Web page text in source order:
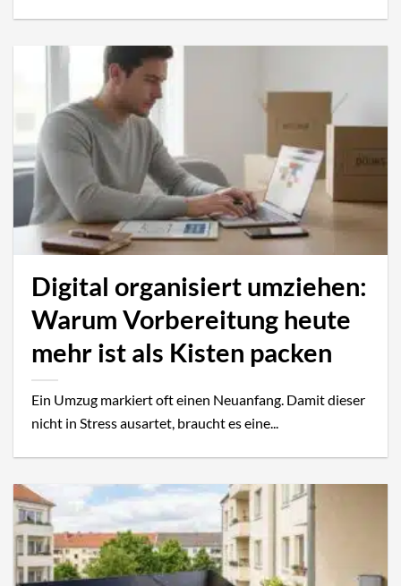
Digital organisiert umziehen:
Warum Vorbereitung heute
mehr ist als Kisten packen
Ein Umzug markiert oft einen Neuanfang. Damit dieser
nicht in Stress ausartet, braucht es eine...